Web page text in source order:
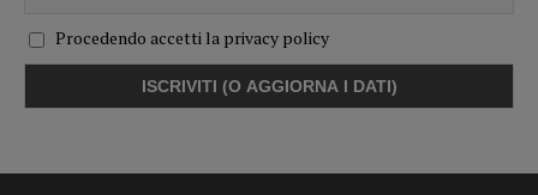
Procedendo accetti la privacy policy